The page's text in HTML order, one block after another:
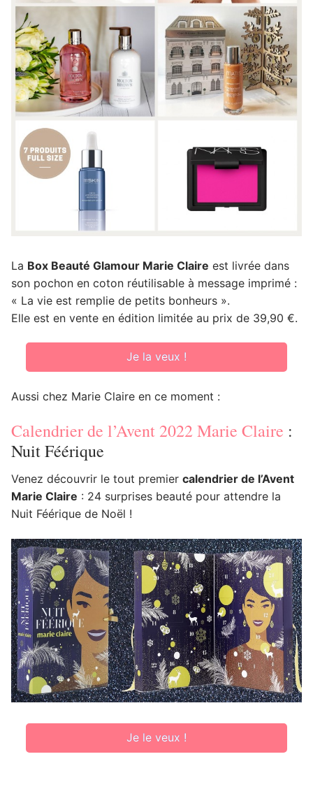
La Box Beauté Glamour Marie Claire est livrée dans
son pochon en coton réutilisable à message imprimé :
« La vie est remplie de petits bonheurs ».
Elle est en vente en édition limitée au prix de 39,90 €.
Je la veux !
Aussi chez Marie Claire en ce moment :
Calendrier de l’Avent 2022 Marie Claire :
Nuit Féérique
Venez découvrir le tout premier calendrier de l’Avent
Marie Claire : 24 surprises beauté pour attendre la
Nuit Féérique de Noël !
Je le veux !